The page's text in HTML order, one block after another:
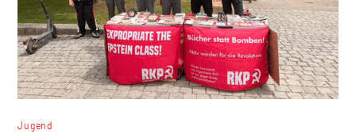
Jugend